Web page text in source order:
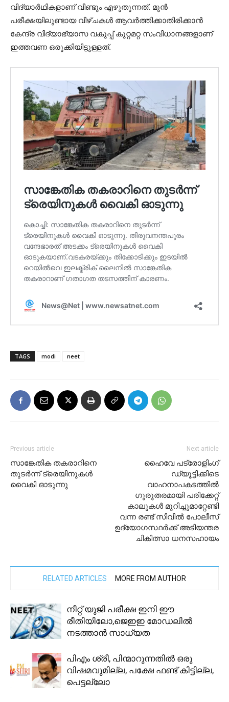
വിദ്യാര്‍ഥികളാണ് വീണ്ടും എഴുതുന്നത്. മുന്‍
പരീക്ഷയിലുണ്ടായ വീഴ്ചകള്‍ ആവര്‍ത്തിക്കാതിരിക്കാന്‍
കേന്ദ്ര വിദ്യാഭ്യാസ വകുപ്പ് കുറ്റമറ്റ സംവിധാനങ്ങളാണ്
ഇത്തവണ ഒരുക്കിയിട്ടുള്ളത്.
TAGS modi neet
Previous article
സാങ്കേതിക തകരാറിനെ
തുടര്‍ന്ന് ട്രെയിനുകള്‍
വൈകി ഓടുന്നു
Next article
ഹൈവേ പട്രോളിംഗ്
ഡ്യൂട്ടിക്കിടെ
വാഹനാപകടത്തിൽ
ഗുരുതരമായി പരിക്കേറ്റ്
കാലുകൾ മുറിച്ചുമാറ്റേണ്ടി
വന്ന രണ്ട് സിവിൽ പോലീസ്
ഉദ്യോഗസ്ഥർക്ക് അടിയന്തര
ചികിത്സാ ധനസഹായം
RELATED ARTICLES MORE FROM AUTHOR
നീറ്റ് യുജി പരീക്ഷ ഇനി ഈ
രീതിയിലോ,ജെഇഇ മോഡലില്‍
നടത്താന്‍ സാധ്യത
പിഎം ശ്രീ, പിന്മാറുന്നതില്‍ ഒരു
വിഷമവുമില്ല, പക്ഷേ ഫണ്ട് കിട്ടില്ല,
പെട്ടല്ലോ